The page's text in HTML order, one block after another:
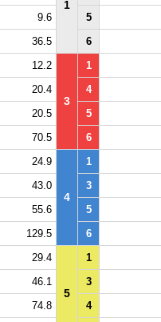
1
9.6 5
36.5 6
12.2
3
1
20.4 4
20.5 5
70.5 6
24.9
4
1
43.0 3
55.6 5
129.5 6
29.4
5
1
46.1 3
74.8 4